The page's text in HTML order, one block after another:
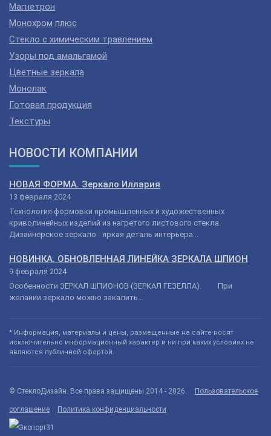
Магнетрон
Монохром плюс
Стекло с химическим травлением
Узоры под амальгамой
Цветные зеркала
Монолак
Готовая продукция
Текстуры
НОВОСТИ КОМПАНИИ
НОВАЯ ФОРМА. Зеркало Иллария
13 февраля 2024
Технология формовки промышленных и художественных
криволинейных изделий из нагретого листового стекла.
Дизайнерское зеркало - яркая деталь интерьера...
НОВИНКА. ОБНОВЛЕННАЯ ЛИНЕЙКА ЗЕРКАЛА ШПИОН
9 февраля 2024
Особенности ЗЕРКАЛ ШПИОНОВ (ЗЕРКАЛ ГЕЗЕЛЛА). При
желании зеркало можно закалить...
* Информация, материалы и цены, размещенные на сайте носят
исключительно информационный характер и ни при каких условиях не
являются публичной офертой.
© СтеклоДизайн. Все права защищены 2014 - 2026. Пользовательское
соглашение Политика конфиденциальности